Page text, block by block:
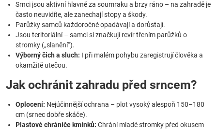
Srnci jsou aktivní hlavně za soumraku a brzy ráno – na zahradě je
často neuvidíte, ale zanechají stopy a škody.
Parůžky samců každoročně opadávají a dorůstají.
Jsou teritoriální – samci si značkují revír třením parůžků o
stromky („slanění“).
Výborný čich a sluch: I při malém pohybu zaregistrují člověka a
okamžitě utečou.
Jak ochránit zahradu před srncem?
Oplocení: Nejúčinnější ochrana – plot vysoký alespoň 150–180
cm (srnec dobře skáče).
Plastové chrániče kmínků: Chrání mladé stromky před okusem